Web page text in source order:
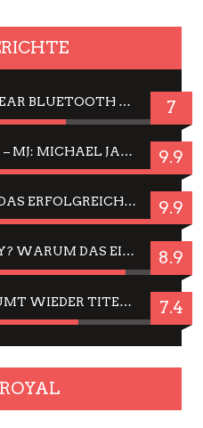
JBL TUNE 720BT: OVER EAR BLUETOOTH KOPFHÖRER UM DIE 50,-€ IM DAUER-TEST 7
WEGEN DES ERFOLGES – MJ: MICHAEL JACKSON MUSICAL IN EINER MATINEE SEHEN 9.9
JELLYFISH HAMBURG: DAS ERFOLGREICHE SOMMER-MENÜ 2025 IN GEFÜHLEN UND BILDERN 9.9
CÉSAR FÜR JIM CARREY? WARUM DAS EINER DER NERVIGSTEN ACTORS IST UND BLEIBT 8.9
JING JING: IN-THAI RÄUMT WIEDER TITEL AB – EIN ZWEI-STUNDEN-ERLEBNISBERICHT 7.4